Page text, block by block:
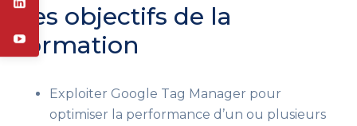
Les objectifs de la
formation
Exploiter Google Tag Manager pour
optimiser la performance d’un ou plusieurs